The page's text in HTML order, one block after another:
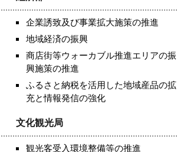
企業誘致及び事業拡大施策の推進
地域経済の振興
商店街等ウォーカブル推進エリアの振
興施策の推進
ふるさと納税を活用した地域産品の拡
充と情報発信の強化
文化観光局
観光客受入環境整備等の推進